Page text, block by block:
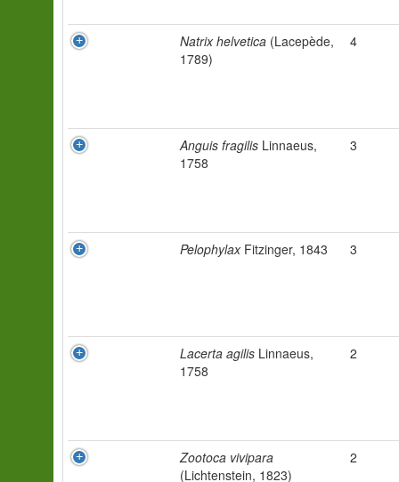
Natrix helvetica (Lacepède,
1789)
4
Anguis fragilis Linnaeus,
1758
3
PelophylaxFitzinger, 1843 3
Lacerta agilis Linnaeus,
1758
2
Zootoca vivipara
(Lichtenstein, 1823)
2